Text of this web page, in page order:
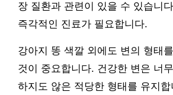
장 질환과 관련이 있을 수 있습니
즉각적인 진료가 필요합니다.
강아지 똥 색깔 외에도 변의 형태
것이 중요합니다. 건강한 변은 너
하지도 않은 적당한 형태를 유지